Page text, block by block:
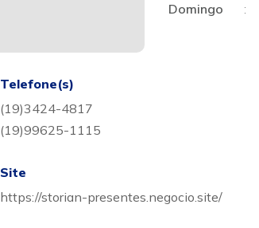
Domingo
:
Telefone(s)
(19)3424-4817
(19)99625-1115
Site
https://storian-presentes.negocio.site/